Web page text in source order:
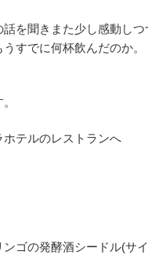
話を聞きまた少し感動し
すでに何杯飲んだのか。
テルのレストランへ
ゴの発酵酒シードル(サイ